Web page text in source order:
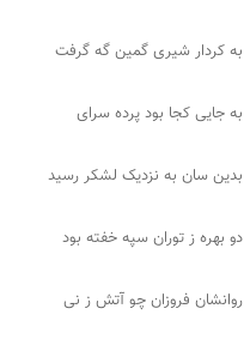
به کردار شیری گمین گه گرفت
به جایی کجا بود پرده سرای
بدین سان به نزدیک لشکر رسید
دو بهره ز توران سپه خفته بود
روانشان فروزان چو آتش ز نی